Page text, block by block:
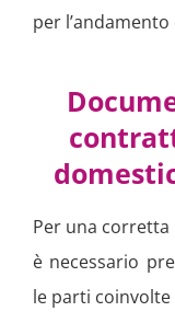
per l’andamento
Per una
è necessario
le parti